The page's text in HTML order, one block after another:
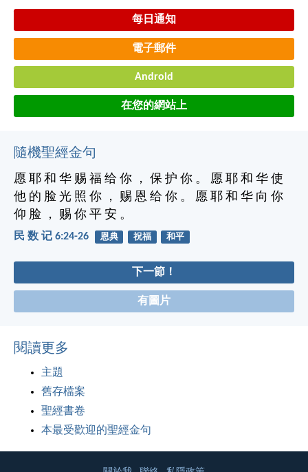
每日通知
電子郵件
Android
在您的網站上
隨機聖經金句
愿 耶 和 华 赐 福 给 你 ， 保 护 你 。 愿 耶 和 华 使
他 的 脸 光 照 你 ， 赐 恩 给 你 。 愿 耶 和 华 向 你
仰 脸 ， 赐 你 平 安 。
民 数 记 6:24-26 恩典 祝福 和平
下一節！
有圖片
閱讀更多
主題
舊存檔案
聖經書卷
本最受歡迎的聖經金句